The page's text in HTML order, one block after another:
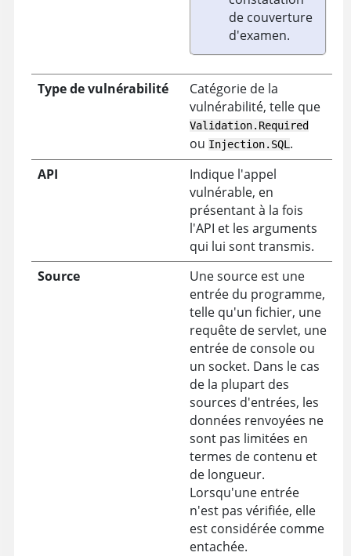
de couverture
d'examen.
Type de vulnérabilité
Catégorie de la
vulnérabilité, telle que
Validation.Required
ou Injection.SQL .
API
Indique l'appel
vulnérable, en
présentant à la fois
l'API et les arguments
qui lui sont transmis.
Source
Une source est une
entrée du programme,
telle qu'un fichier, une
requête de servlet, une
entrée de console ou
un socket. Dans le cas
de la plupart des
sources d'entrées, les
données renvoyées ne
sont pas limitées en
termes de contenu et
de longueur.
Lorsqu'une entrée
n'est pas vérifiée, elle
est considérée comme
entachée.